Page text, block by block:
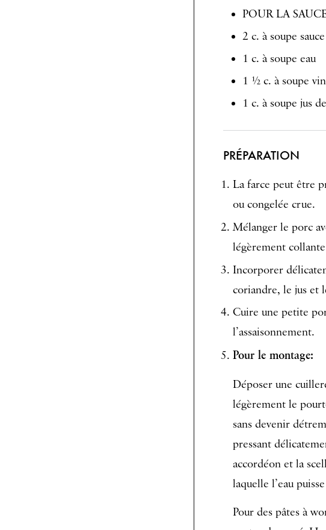
POUR LA
2 c. à soupe
1 c. à soupe eau
1 ½ c. à soupe
1 c. à soupe jus
PRÉPARATION
La farce peut être
ou congelée crue.
Mélanger le porc
légèrement
Incorporer
coriandre, le jus et
Cuire une petite
l’assaisonnement.
Pour le montage:
Déposer une
légèrement le
sans devenir
pressant
accordéon et la
laquelle l’eau
Pour des pâtes à